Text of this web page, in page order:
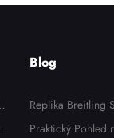
Blog
Replika Breitling
sní vzhled bez
Praktický Pohled